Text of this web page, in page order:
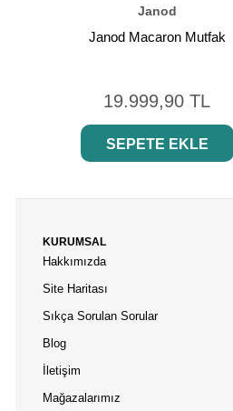
Janod
Janod Macaron Mutfak
19.999,90 TL
SEPETE EKLE
KURUMSAL
Hakkımızda
Site Haritası
Sıkça Sorulan Sorular
Blog
İletişim
Mağazalarımız